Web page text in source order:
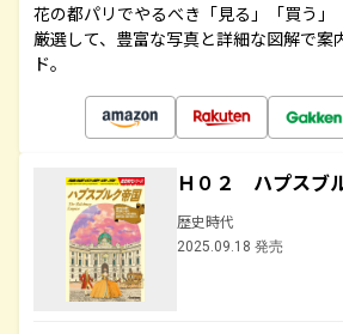
花の都パリでやるべき「見る」「買う」
厳選して、豊富な写真と詳細な図解で案
ド。
Ｈ０２ ハプスブ
歴史時代
2025.09.18 発売